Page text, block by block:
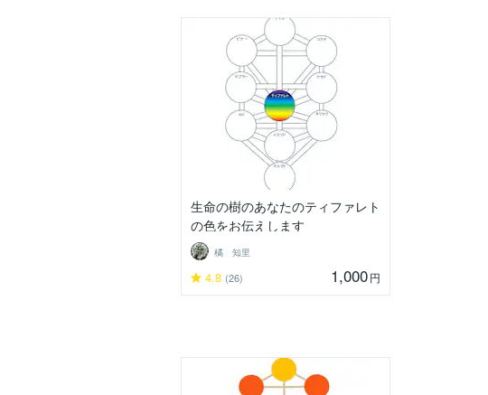
生命の樹のあなたのティファレト
の色をお伝えします
橘 知里
4.8 (26) 1,000円